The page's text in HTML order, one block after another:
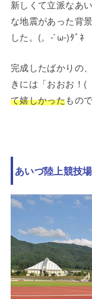
新しくて立派なあ
な地震があった背
した。(。-`ω-)ﾀﾞﾈ
完成したばかりの
きには「おおお！(
て嬉しかったもので
あいづ陸上競技